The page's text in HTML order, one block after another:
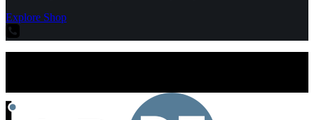
Explore Shop